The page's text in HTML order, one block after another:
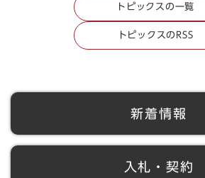
トピックスの一覧
トピックスのRSS
新着情報
入札・契約